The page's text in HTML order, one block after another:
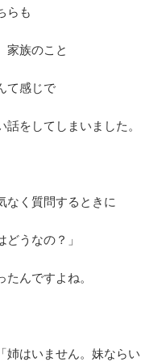
らも
家族のこと
て感じで
話をしてしまいました。
なく質問するときに
どうなの？」
たんですよね。
姉はいません。妹なら